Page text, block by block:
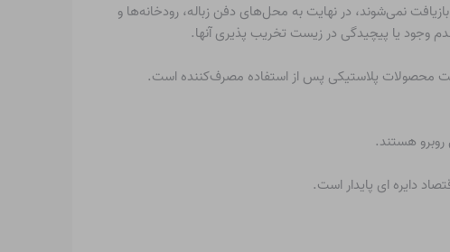
نمی‌شوند، در نهایت به محل‌های دفن زباله، رودخانه‌ها و
وجود یا پیچیدگی در زیست تخریب پذیری آنها.
محصولات پلاستیکی پس از استفاده مصرف‌کننده است.
هستند.
دایره ای پایدار است.